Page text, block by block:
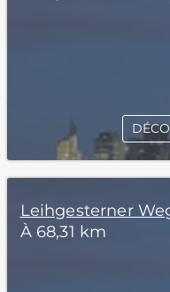
Leihgesterner
À 68,31 km